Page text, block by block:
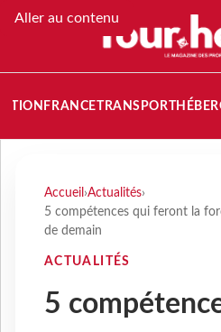
Aller au contenu
FRANCETRANSPORT
Accueil ›Actualités›
5 compétences qui feront la
de demain
ACTUALITÉS
5